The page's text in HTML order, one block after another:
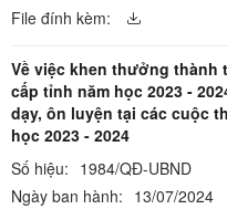
File đính kèm:
Về việc khen thưởng
cấp tỉnh năm học 2023 -
dạy, ôn luyện tại các cuộc
học 2023 - 2024
Số hiệu: 1984/QĐ-UBND
Ngày ban hành: 13/07/2024